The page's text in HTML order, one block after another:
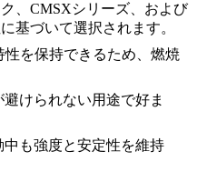
CMSXシリーズ 、および
基づいて選択されます。
性を保持できるため、燃焼
けられない用途で好ま
も強度と安定性を維持